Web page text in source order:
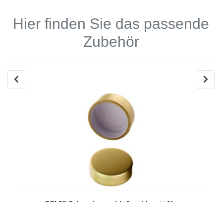
Hier finden Sie das passende
Zubehör